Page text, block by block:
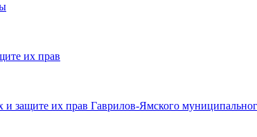
их прав
защите их прав Гаврилов-Ямского